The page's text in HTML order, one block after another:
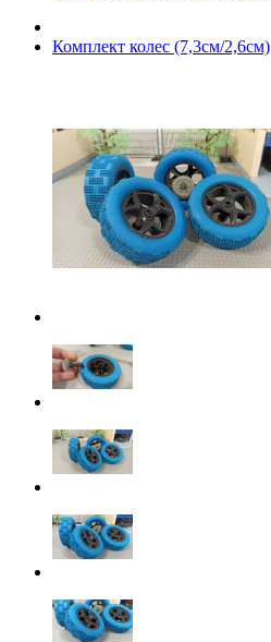
Комплект колес (7,3см/2,6см)